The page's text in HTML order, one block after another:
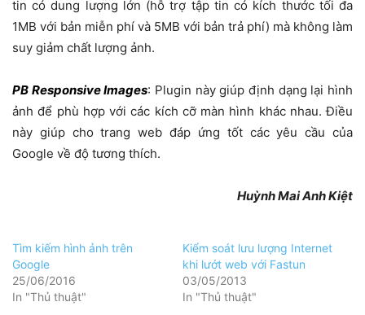
tin có dung lượng lớn (hỗ trợ tập tin có kích thước tối đa
1MB với bản miễn phí và 5MB với bản trả phí) mà không làm
suy giảm chất lượng ảnh.
PB Responsive Images: Plugin này giúp định dạng lại hình
ảnh để phù hợp với các kích cỡ màn hình khác nhau. Điều
này giúp cho trang web đáp ứng tốt các yêu cầu của
Google về độ tương thích.
Huỳnh Mai Anh Kiệt
Tìm kiếm hình ảnh trên
Google
25/06/2016
In "Thủ thuật"
Kiểm soát lưu lượng Internet
khi lướt web với Fastun
03/05/2013
In "Thủ thuật"